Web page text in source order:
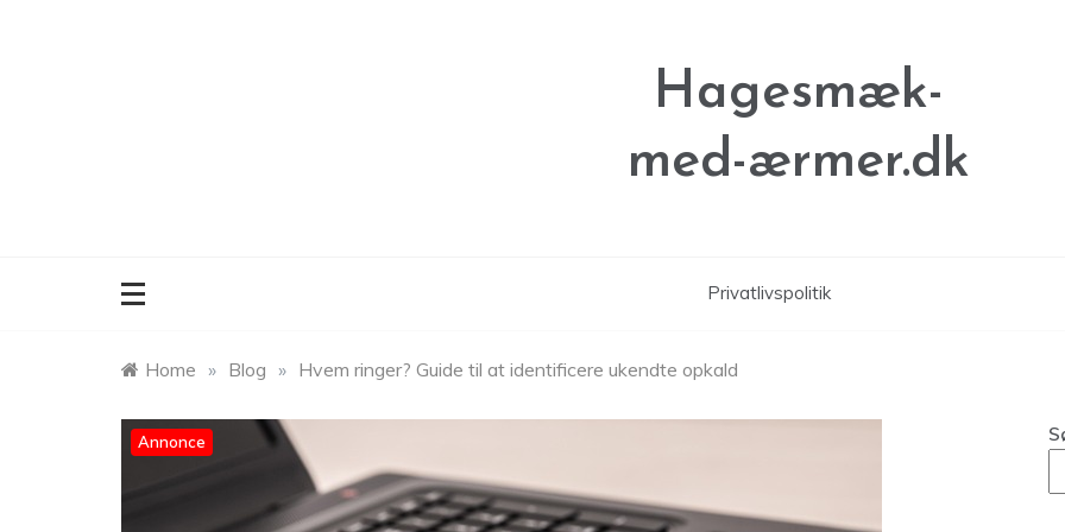
Hagesmæk-
med-ærmer.dk
Privatlivspolitik
Home » Blog » Hvem ringer? Guide til at identificere ukendte opkald
Annonce